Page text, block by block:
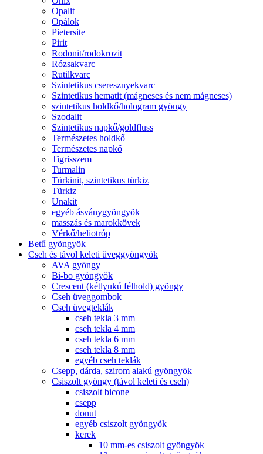
Opalit
Opálok
Pietersite
Pirit
Rodonit/rodokrozit
Rózsakvarc
Rutilkvarc
Szintetikus cseresznyekvarc
Szintetikus hematit (mágneses és nem mágneses)
szintetikus holdkő/hologram gyöngy
Szodalit
Szintetikus napkő/goldfluss
Természetes holdkő
Természetes napkő
Tigrisszem
Turmalin
Türkinit, szintetikus türkiz
Türkiz
Unakit
egyéb ásványgyöngyök
masszás és marokkövek
Vérkő/heliotróp
Betű gyöngyök
Cseh és távol keleti üveggyöngyök
AVA gyöngy
Bi-bo gyöngyök
Crescent (kétlyukú félhold) gyöngy
Cseh üveggombok
Cseh üvegteklák
cseh tekla 3 mm
cseh tekla 4 mm
cseh tekla 6 mm
cseh tekla 8 mm
egyéb cseh teklák
Csepp, dárda, szirom alakú gyöngyök
Csiszolt gyöngy (távol keleti és cseh)
csiszolt bicone
csepp
donut
egyéb csiszolt gyöngyök
kerek
10 mm-es csiszolt gyöngyök